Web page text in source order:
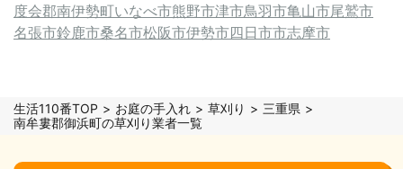
度会郡南伊勢町いなべ市熊野市津市鳥羽市亀山市尾鷲市
名張市鈴鹿市桑名市松阪市伊勢市四日市市志摩市
生活110番TOP お庭の手入れ 草刈り
三重県
南牟婁郡御浜町の草刈り業者一覧